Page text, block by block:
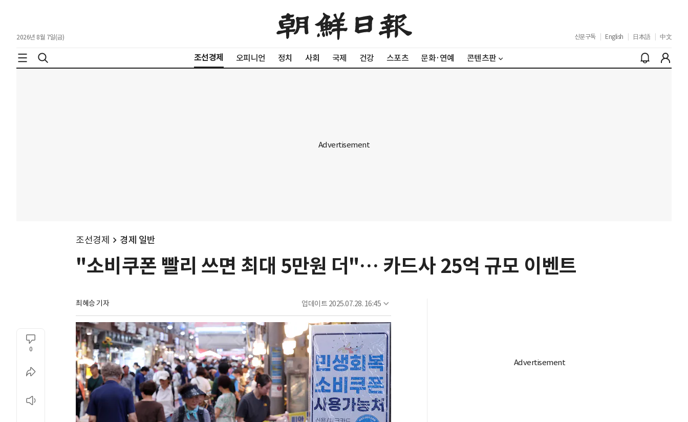
2026년 8월 7일(금) 신문구독 English 日本語 中文
조선경제 오피니언 정치 사회 국제 건강 스포츠 문화·연예 콘텐츠판
조선경제 경제 일반
"소비쿠폰 빨리 쓰면 최대 5만원 더"… 카드사 25억 규모 이벤트
최혜승 기자 업데이트 2025.07.28. 16:45
0